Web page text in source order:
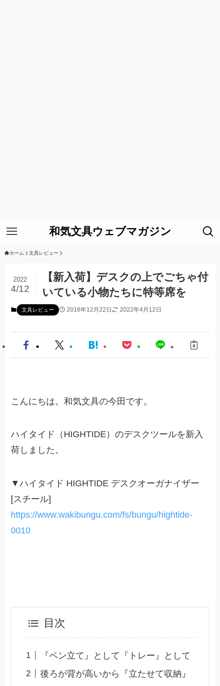
和気文具ウェブマガジン
ホーム 文具レビュー
【新入荷】デスクの上でごちゃ付
いている小物たちに特等席を
2022
4/12
文具レビュー 2016年12月22日 2022年4月12日
こんにちは。和気文具の今田です。
ハイタイド（HIGHTIDE）のデスクツールを新入
荷しました。
▼ハイタイド HIGHTIDE デスクオーガナイザー
[スチール]
https://www.wakibungu.com/fs/bungu/hightide-
0010
目次
『ペン立て』として『トレー』として
後ろが背が高いから『立たせて収納』